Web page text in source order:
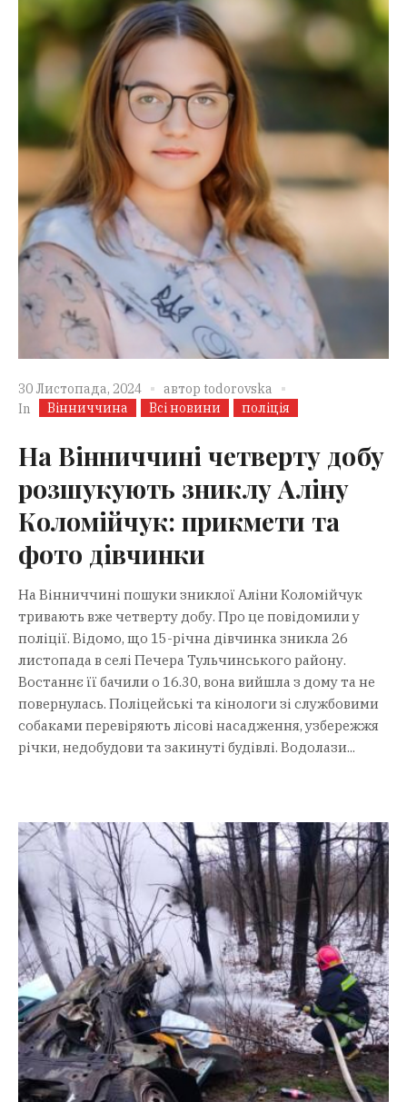
30 Листопада, 2024 автор todorovska
In
Вінниччина Всі новини поліція
На Вінниччині четверту добу
розшукують зниклу Аліну
Коломійчук: прикмети та
фото дівчинки
На Вінниччині пошуки зниклої Аліни Коломійчук
тривають вже четверту добу. Про це повідомили у
поліції. Відомо, що 15-річна дівчинка зникла 26
листопада в селі Печера Тульчинського району.
Востаннє її бачили о 16.30, вона вийшла з дому та не
повернулась. Поліцейські та кінологи зі службовими
собаками перевіряють лісові насадження, узбережжя
річки, недобудови та закинуті будівлі. Водолази...